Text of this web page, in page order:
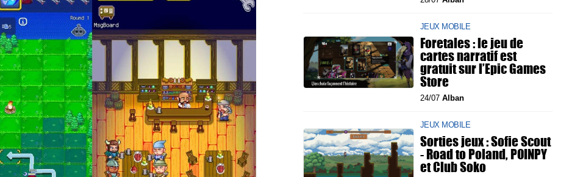
JEUX MOBILE
Foretales : le jeu de
cartes narratif est
gratuit sur l’Epic Games
Store
24/07 Alban
JEUX MOBILE
Sorties jeux : Sofie Scout
- Road to Poland, POINPY
et Club Soko